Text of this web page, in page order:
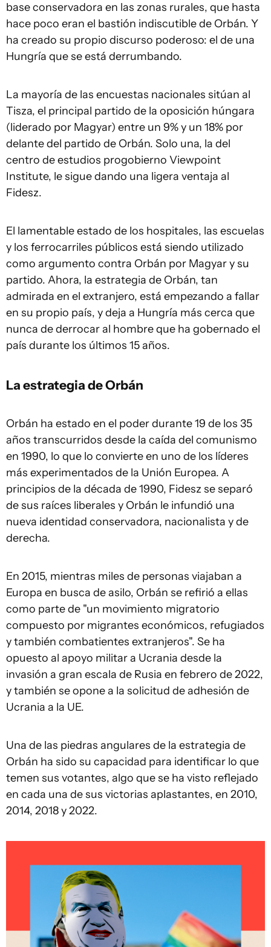
base conservadora en las zonas rurales, que hasta
hace poco eran el bastión indiscutible de Orbán. Y
ha creado su propio discurso poderoso: el de una
Hungría que se está derrumbando.
La mayoría de las encuestas nacionales sitúan al
Tisza, el principal partido de la oposición húngara
(liderado por Magyar) entre un 9% y un 18% por
delante del partido de Orbán. Solo una, la del
centro de estudios progobierno Viewpoint
Institute, le sigue dando una ligera ventaja al
Fidesz.
El lamentable estado de los hospitales, las escuelas
y los ferrocarriles públicos está siendo utilizado
como argumento contra Orbán por Magyar y su
partido. Ahora, la estrategia de Orbán, tan
admirada en el extranjero, está empezando a fallar
en su propio país, y deja a Hungría más cerca que
nunca de derrocar al hombre que ha gobernado el
país durante los últimos 15 años.
La estrategia de Orbán
Orbán ha estado en el poder durante 19 de los 35
años transcurridos desde la caída del comunismo
en 1990, lo que lo convierte en uno de los líderes
más experimentados de la Unión Europea. A
principios de la década de 1990, Fidesz se separó
de sus raíces liberales y Orbán le infundió una
nueva identidad conservadora, nacionalista y de
derecha.
En 2015, mientras miles de personas viajaban a
Europa en busca de asilo, Orbán se refirió a ellas
como parte de "un movimiento migratorio
compuesto por migrantes económicos, refugiados
y también combatientes extranjeros". Se ha
opuesto al apoyo militar a Ucrania desde la
invasión a gran escala de Rusia en febrero de 2022,
y también se opone a la solicitud de adhesión de
Ucrania a la UE.
Una de las piedras angulares de la estrategia de
Orbán ha sido su capacidad para identificar lo que
temen sus votantes, algo que se ha visto reflejado
en cada una de sus victorias aplastantes, en 2010,
2014, 2018 y 2022.